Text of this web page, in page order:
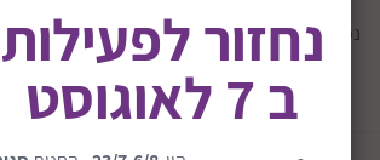
נמצאו0 תוצאות
נחזור לפעילות
ב 7 לאוגוסט